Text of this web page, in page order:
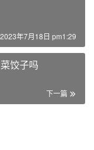
2023年7月18日 pm1:29
饺子吗
下一篇